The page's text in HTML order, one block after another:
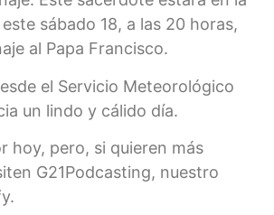
sábado 18, a las 20 horas,
al Papa Francisco.
el Servicio Meteorológico
un lindo y cálido día.
hoy, pero, si quieren más
G21Podcasting, nuestro